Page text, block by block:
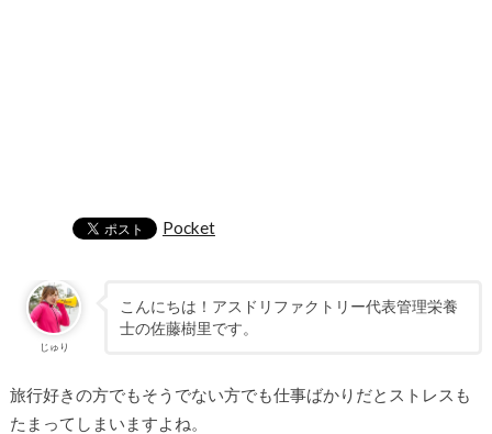
Pocket
じゅり
こんにちは！アスドリファクトリー代表管理栄養
士の佐藤樹里です。
旅行好きの方でもそうでない方でも仕事ばかりだとストレスも
たまってしまいますよね。